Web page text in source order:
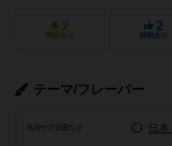
2
興味あり
2
経験あり
テーマ/フレーバー
地域や文化圏など 日